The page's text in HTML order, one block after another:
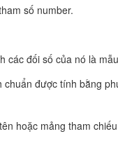
số number.
các đối số của nó là
chuẩn được tính bằng
hoặc mảng tham